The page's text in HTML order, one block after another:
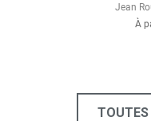
Jean
À
TOUTES